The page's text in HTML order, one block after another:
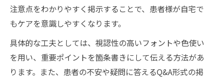
注意点をわかりやすく掲示することで、患者様が自宅で
もケアを意識しやすくなります。
具体的な工夫としては、視認性の高いフォントや色使い
を用い、重要ポイントを箇条書きにして伝える方法があ
ります。また、患者の不安や疑問に答えるQ&A形式の掲